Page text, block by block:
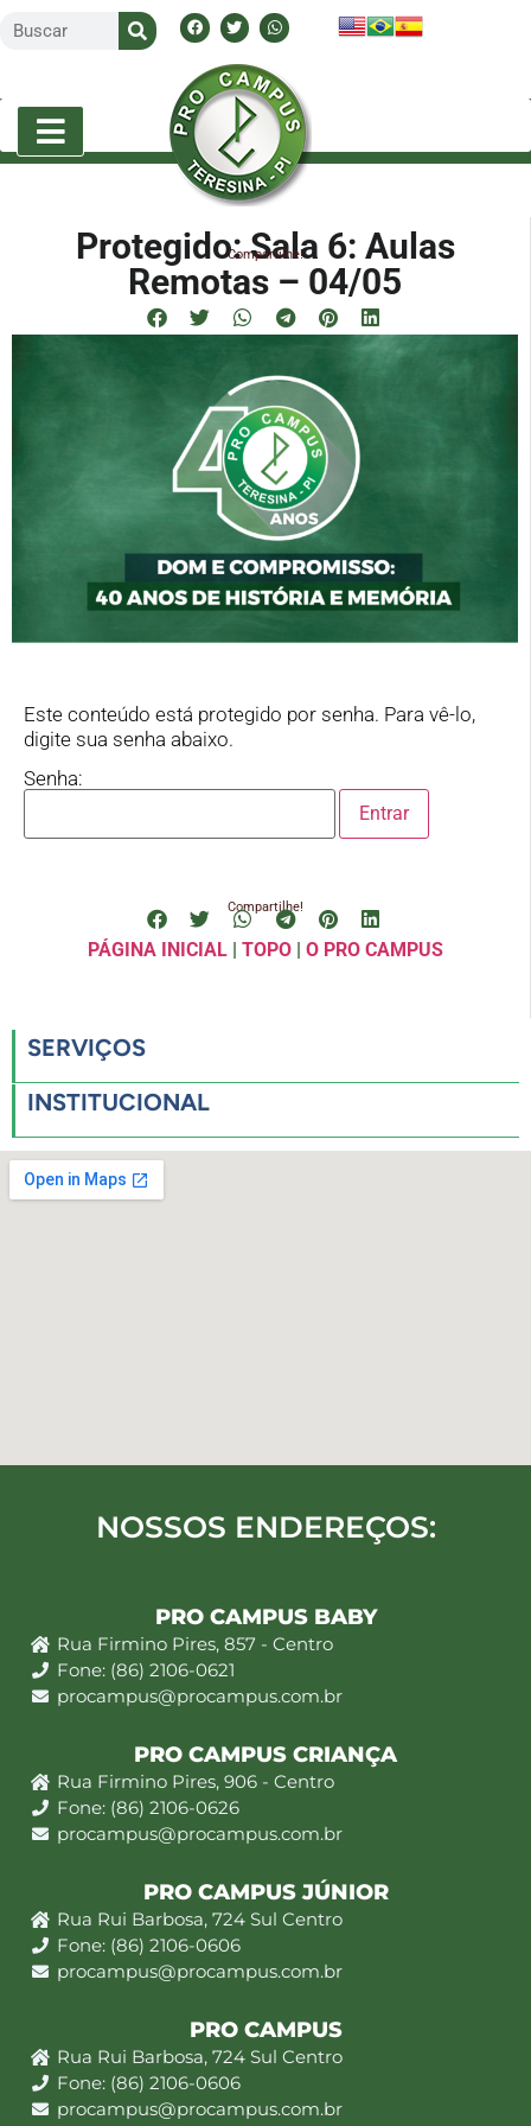
Protegido: Sala 6: Aulas
Remotas – 04/05
Compartilhe!
Este conteúdo está protegido por senha. Para vê-lo,
digite sua senha abaixo.
Senha:
Compartilhe!
PÁGINA INICIAL| TOPO| O PRO CAMPUS
SERVIÇOS
INSTITUCIONAL
NOSSOS ENDEREÇOS:
PRO CAMPUS BABY
Rua Firmino Pires, 857 - Centro
Fone: (86) 2106-0621
procampus@procampus.com.br
PRO CAMPUS CRIANÇA
Rua Firmino Pires, 906 - Centro
Fone: (86) 2106-0626
procampus@procampus.com.br
PRO CAMPUS JÚNIOR
Rua Rui Barbosa, 724 Sul Centro
Fone: (86) 2106-0606
procampus@procampus.com.br
PRO CAMPUS
Rua Rui Barbosa, 724 Sul Centro
Fone: (86) 2106-0606
procampus@procampus.com.br